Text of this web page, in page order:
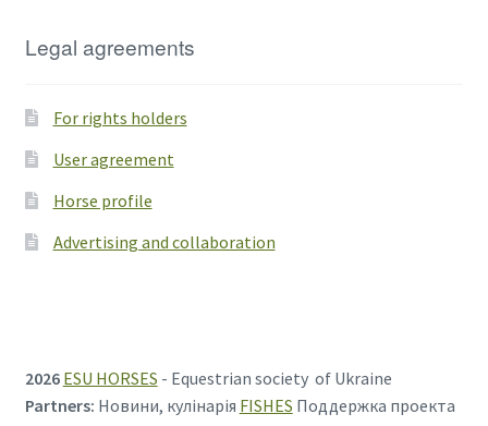
Legal agreements
For rights holders
User agreement
Horse profile
Advertising and collaboration
2026 ESU HORSES - Equestrian society of Ukraine
Partners: Новини, кулінарія FISHES Поддержка проекта